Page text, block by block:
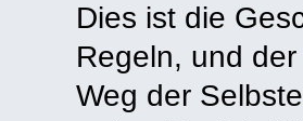
Dies ist die
Regeln, und
Weg der